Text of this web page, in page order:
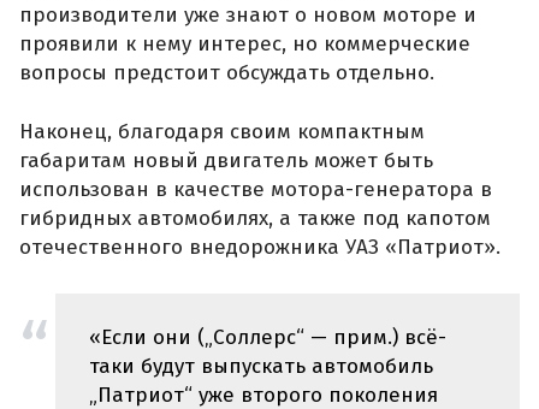
производители уже знают о новом моторе и
проявили к нему интерес, но коммерческие
вопросы предстоит обсуждать отдельно.
Наконец, благодаря своим компактным
габаритам новый двигатель может быть
использован в качестве мотора-генератора в
гибридных автомобилях, а также под капотом
отечественного внедорожника УАЗ «Патриот».
«Если они („Соллерс“ — прим.) всё-
таки будут выпускать автомобиль
„Патриот“ уже второго поколения